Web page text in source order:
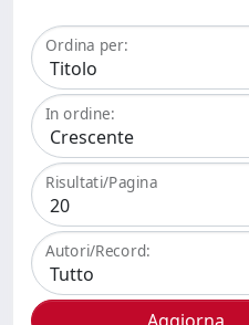
Ordina per:
In ordine:
Risultati/Pagina
Autori/Record: